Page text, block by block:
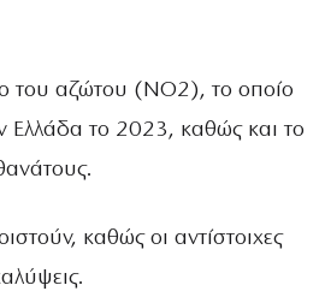
του αζώτου (NO2), το οποίο
Ελλάδα το 2023, καθώς και το
καθώς οι αντίστοιχες